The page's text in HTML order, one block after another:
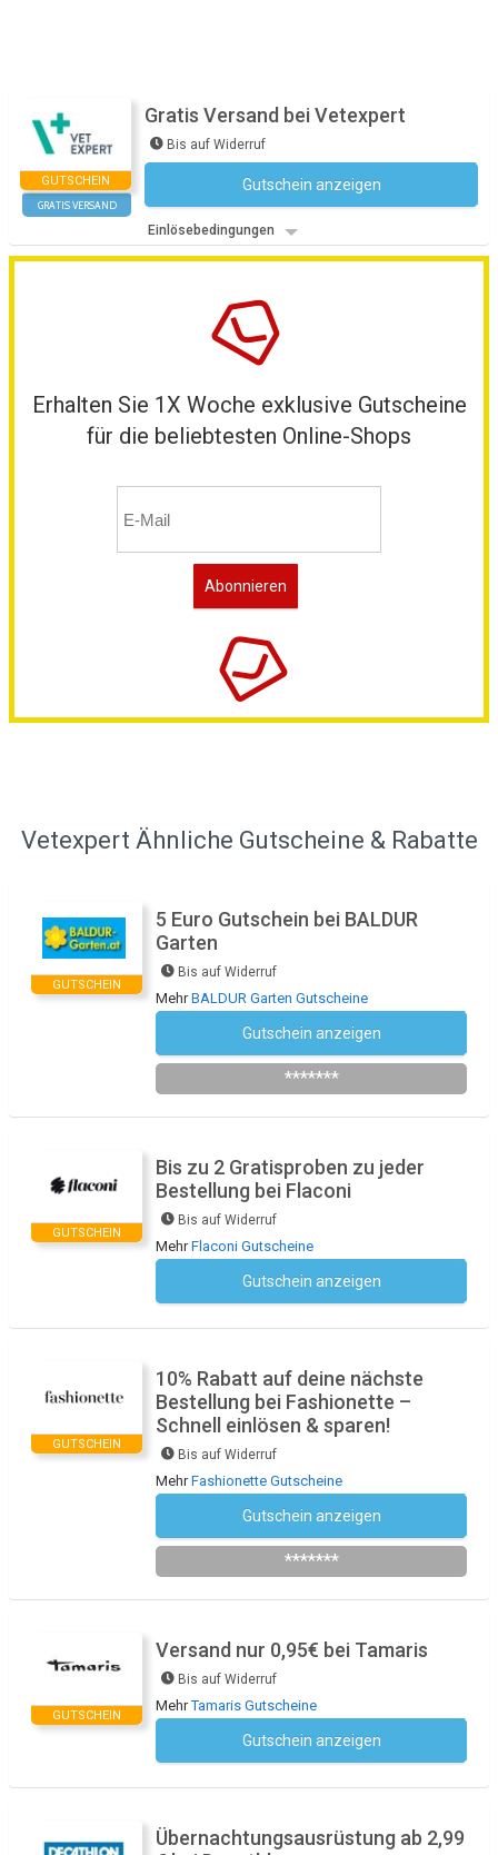
GUTSCHEIN
GRATIS VERSAND
Gratis Versand bei Vetexpert
Bis auf Widerruf
Gutschein anzeigen
Einlösebedingungen
Erhalten Sie 1X Woche exklusive Gutscheine
für die beliebtesten Online-Shops
Vetexpert Ähnliche Gutscheine & Rabatte
GUTSCHEIN
5 Euro Gutschein bei BALDUR
Garten
Bis auf Widerruf
MehrBALDUR Garten Gutscheine
Gutschein anzeigen
*******
GUTSCHEIN
Bis zu 2 Gratisproben zu jeder
Bestellung bei Flaconi
Bis auf Widerruf
MehrFlaconi Gutscheine
Gutschein anzeigen
GUTSCHEIN
10% Rabatt auf deine nächste
Bestellung bei Fashionette –
Schnell einlösen & sparen!
Bis auf Widerruf
MehrFashionette Gutscheine
Gutschein anzeigen
*******
GUTSCHEIN
Versand nur 0,95€ bei Tamaris
Bis auf Widerruf
MehrTamaris Gutscheine
Gutschein anzeigen
Übernachtungsausrüstung ab 2,99